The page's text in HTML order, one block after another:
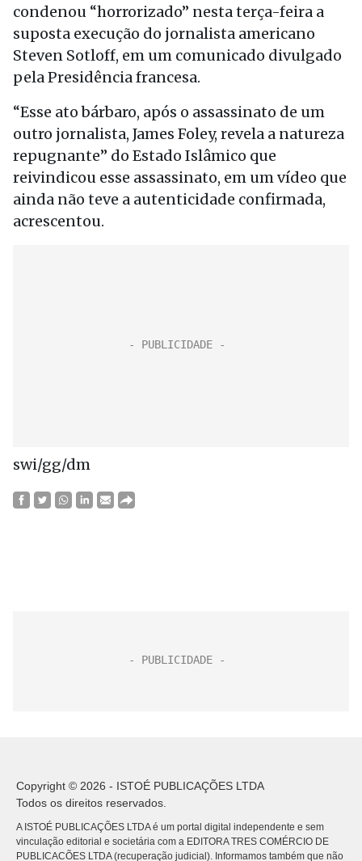
condenou “horrorizado” nesta terça-feira a
suposta execução do jornalista americano
Steven Sotloff, em um comunicado divulgado
pela Presidência francesa.
“Esse ato bárbaro, após o assassinato de um
outro jornalista, James Foley, revela a natureza
repugnante” do Estado Islâmico que
reivindicou esse assassinato, em um vídeo que
ainda não teve a autenticidade confirmada,
acrescentou.
swi/gg/dm
Copyright © 2026 - ISTOÉ PUBLICAÇÕES LTDA
Todos os direitos reservados.
A ISTOÉ PUBLICAÇÕES LTDA é um portal digital independente e sem
vinculação editorial e societária com a EDITORA TRES COMÉRCIO DE
PUBLICACÕES LTDA (recuperação judicial). Informamos também que não